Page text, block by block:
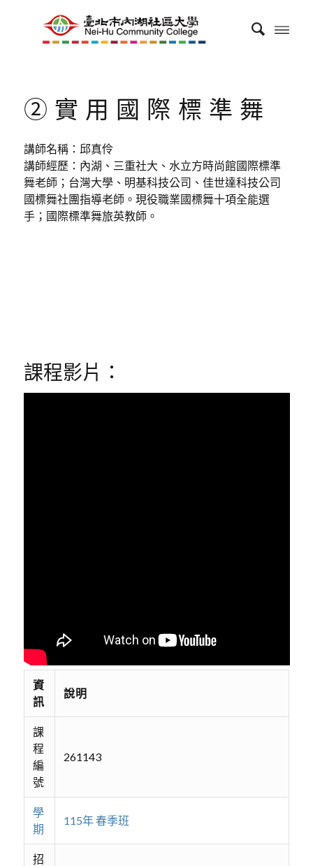
②實用國際標準舞
講師名稱：邱真伶
講師經歷：內湖、三重社大、水立方時尚館國際標準
舞老師；台灣大學、明基科技公司、佳世達科技公司
國標舞社團指導老師。現役職業國標舞十項全能選
手；國際標準舞旅英教師。
課程影片：
資
訊
說明
課
程
編
號
261143
學
期
115年 春季班
招